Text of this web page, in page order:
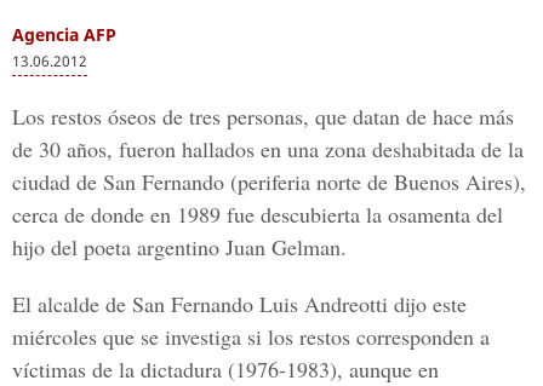
Agencia AFP
13.06.2012
Los restos óseos de tres personas, que datan de hace más
de 30 años, fueron hallados en una zona deshabitada de la
ciudad de San Fernando (periferia norte de Buenos Aires),
cerca de donde en 1989 fue descubierta la osamenta del
hijo del poeta argentino Juan Gelman.
El alcalde de San Fernando Luis Andreotti dijo este
miércoles que se investiga si los restos corresponden a
víctimas de la dictadura (1976-1983), aunque en